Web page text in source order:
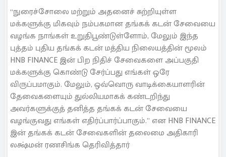
“நுரைச்சோலை மற்றும் அதனைச் சுற்றியுள்ள
மக்களுக்கு மிகவும் நம்பகமான தங்கக் கடன் சேவையை
வழங்க நாங்கள் உறுதிபூண்டுள்ளோம், மேலும் இந்த
புத்தம் புதிய தங்கக் கடன் மத்திய நிலையத்தின் மூலம்
HNB FINANCE இன் பிற நிதிச் சேவைகளை அப்பகுதி
மக்களுக்கு கொண்டு சேர்ப்பது எங்கள் ஒரே
விருப்பமாகும். மேலும், ஒவ்வொரு வாடிக்கையாளரின்
தேவைகளையும் துல்லியமாகக் கண்டறிந்து
அவர்களுக்குத் தனித்த தங்கக் கடன் சேவையை
வழங்குவது எங்கள் எதிர்ப்பார்ப்பாகும்.” என HNB FINANCE
இன் தங்கக் கடன் சேவைகளின் தலைமை அதிகாரி
லக்ஷ்மன் ரணசிங்க தெரிவித்தார்